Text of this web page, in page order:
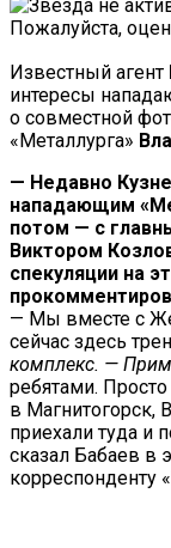
Пожалуйста,
Известный агент
интересы
о совместной
«Металлурга»
— Недавно
нападающим
потом — с
Виктором
спекуляции на
— Мы вместе с
сейчас здесь
комплекс. —
ребятами.
в Магнитогорск,
приехали туда и
сказал Бабаев в
корреспонденту